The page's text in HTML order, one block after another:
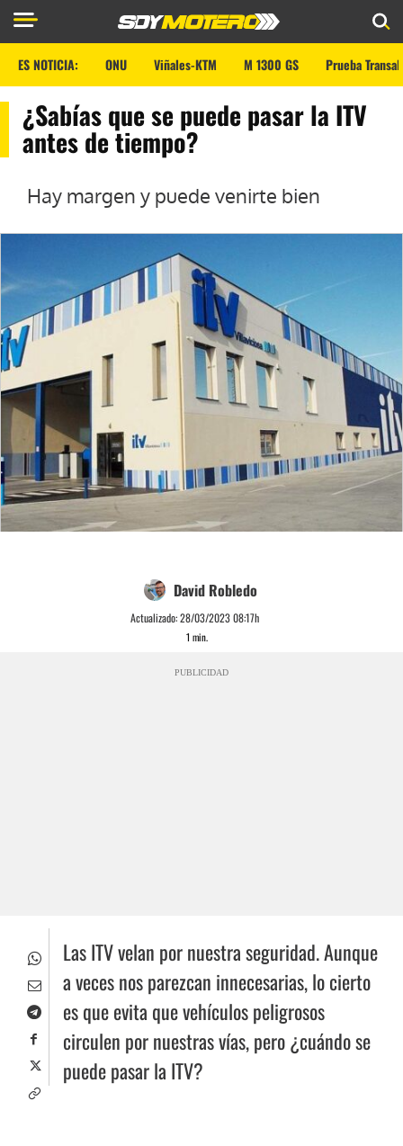
ES NOTICIA: ONU Viñales-KTM M 1300 GS Prueba
¿Sabías que se puede pasar la ITV
antes de tiempo?
Hay margen y puede venirte bien
David Robledo
Actualizado:28/03/2023 08:17h
1 min.
PUBLICIDAD
Las ITV velan por nuestra seguridad. Aunque
a veces nos parezcan innecesarias, lo cierto
es que evita que vehículos peligrosos
circulen por nuestras vías, pero ¿cuándo se
puede pasar la ITV?